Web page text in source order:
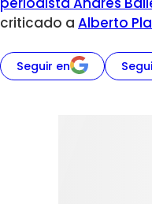
criticado a Alberto
Seguir en